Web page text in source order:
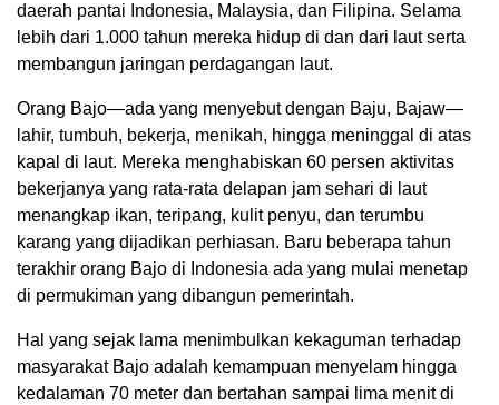
daerah pantai Indonesia, Malaysia, dan Filipina. Selama
lebih dari 1.000 tahun mereka hidup di dan dari laut serta
membangun jaringan perdagangan laut.
Orang Bajo—ada yang menyebut dengan Baju, Bajaw—
lahir, tumbuh, bekerja, menikah, hingga meninggal di atas
kapal di laut. Mereka menghabiskan 60 persen aktivitas
bekerjanya yang rata-rata delapan jam sehari di laut
menangkap ikan, teripang, kulit penyu, dan terumbu
karang yang dijadikan perhiasan. Baru beberapa tahun
terakhir orang Bajo di Indonesia ada yang mulai menetap
di permukiman yang dibangun pemerintah.
Hal yang sejak lama menimbulkan kekaguman terhadap
masyarakat Bajo adalah kemampuan menyelam hingga
kedalaman 70 meter dan bertahan sampai lima menit di